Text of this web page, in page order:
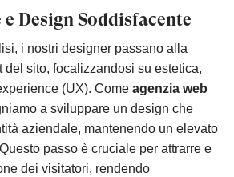
Design Soddisfacente
i nostri designer passano alla
del sito, focalizzandosi su estetica,
(UX). Come agenzia web
a sviluppare un design che
aziendale, mantenendo un elevato
passo è cruciale per attrarre e
dei visitatori, rendendo